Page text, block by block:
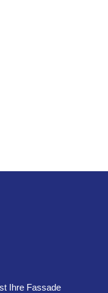
Ihre Fassade